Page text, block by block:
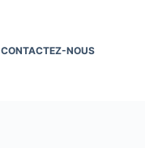
CONTACTEZ-NOUS